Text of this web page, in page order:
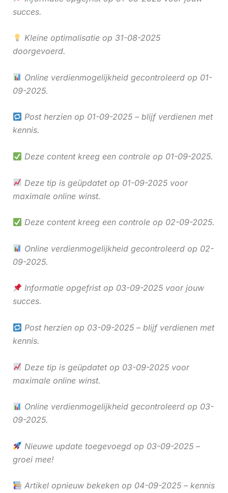
succes.
Kleine optimalisatie op 31-08-2025
doorgevoerd.
Online verdienmogelijkheid gecontroleerd op 01-
09-2025.
Post herzien op 01-09-2025 – blijf verdienen met
kennis.
Deze content kreeg een controle op 01-09-2025.
Deze tip is geüpdatet op 01-09-2025 voor
maximale online winst.
Deze content kreeg een controle op 02-09-2025.
Online verdienmogelijkheid gecontroleerd op 02-
09-2025.
Informatie opgefrist op 03-09-2025 voor jouw
succes.
Post herzien op 03-09-2025 – blijf verdienen met
kennis.
Deze tip is geüpdatet op 03-09-2025 voor
maximale online winst.
Online verdienmogelijkheid gecontroleerd op 03-
09-2025.
Nieuwe update toegevoegd op 03-09-2025 –
groei mee!
Artikel opnieuw bekeken op 04-09-2025 – kennis